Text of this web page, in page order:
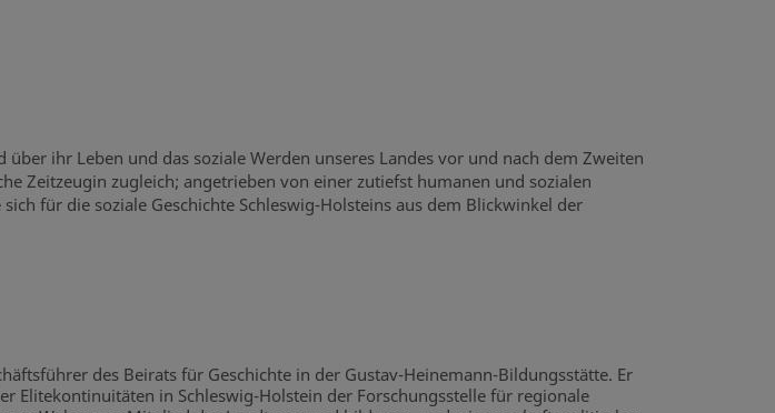
ihr Leben und das soziale Werden unseres Landes vor und nach dem Zweiten
Zeitzeugin zugleich; angetrieben von einer zutiefst humanen und sozialen
für die soziale Geschichte Schleswig-Holsteins aus dem Blickwinkel der
des Beirats für Geschichte in der Gustav-Heinemann-Bildungsstätte. Er
Elitekontinuitäten in Schleswig-Holstein der Forschungsstelle für regionale